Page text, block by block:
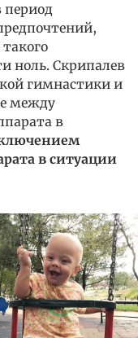
период
ноль. Скрипалев
гимнастики и
между
в
в ситуации